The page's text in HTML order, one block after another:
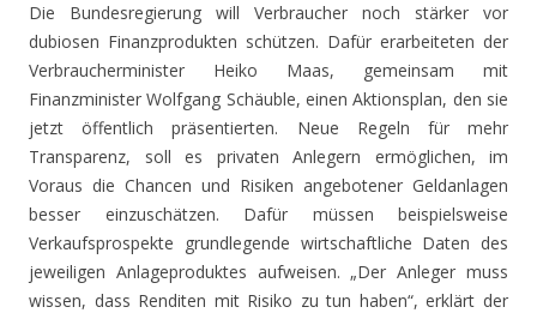
Die Bundesregierung will Verbraucher noch stärker vor
dubiosen Finanzprodukten schützen. Dafür erarbeiteten der
Verbraucherminister Heiko Maas, gemeinsam mit
Finanzminister Wolfgang Schäuble, einen Aktionsplan, den sie
jetzt öffentlich präsentierten. Neue Regeln für mehr
Transparenz, soll es privaten Anlegern ermöglichen, im
Voraus die Chancen und Risiken angebotener Geldanlagen
besser einzuschätzen. Dafür müssen beispielsweise
Verkaufsprospekte grundlegende wirtschaftliche Daten des
jeweiligen Anlageproduktes aufweisen. „Der Anleger muss
wissen, dass Renditen mit Risiko zu tun haben“, erklärt der